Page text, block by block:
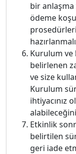
bir anlaşma
ödeme
Kurulum ve
belirlenen
ve size
Kurulum
ihtiyacınız
Etkinlik
belirtilen
geri iade